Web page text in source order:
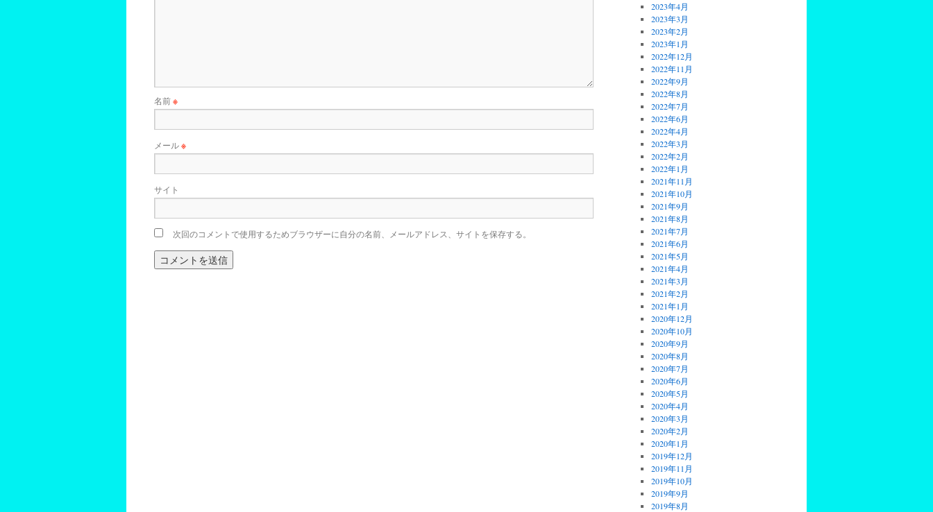
名前※
メール※
サイト
次回のコメントで使用するためブラウザーに自分の名前、メールアドレス、サイトを保存する。
2023年4月
2023年3月
2023年2月
2023年1月
2022年12月
2022年11月
2022年9月
2022年8月
2022年7月
2022年6月
2022年4月
2022年3月
2022年2月
2022年1月
2021年11月
2021年10月
2021年9月
2021年8月
2021年7月
2021年6月
2021年5月
2021年4月
2021年3月
2021年2月
2021年1月
2020年12月
2020年10月
2020年9月
2020年8月
2020年7月
2020年6月
2020年5月
2020年4月
2020年3月
2020年2月
2020年1月
2019年12月
2019年11月
2019年10月
2019年9月
2019年8月